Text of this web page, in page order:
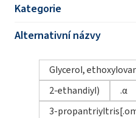
Kategorie
Alternativní názvy
Glycerol,
2-ethandiyl)
.α
3-